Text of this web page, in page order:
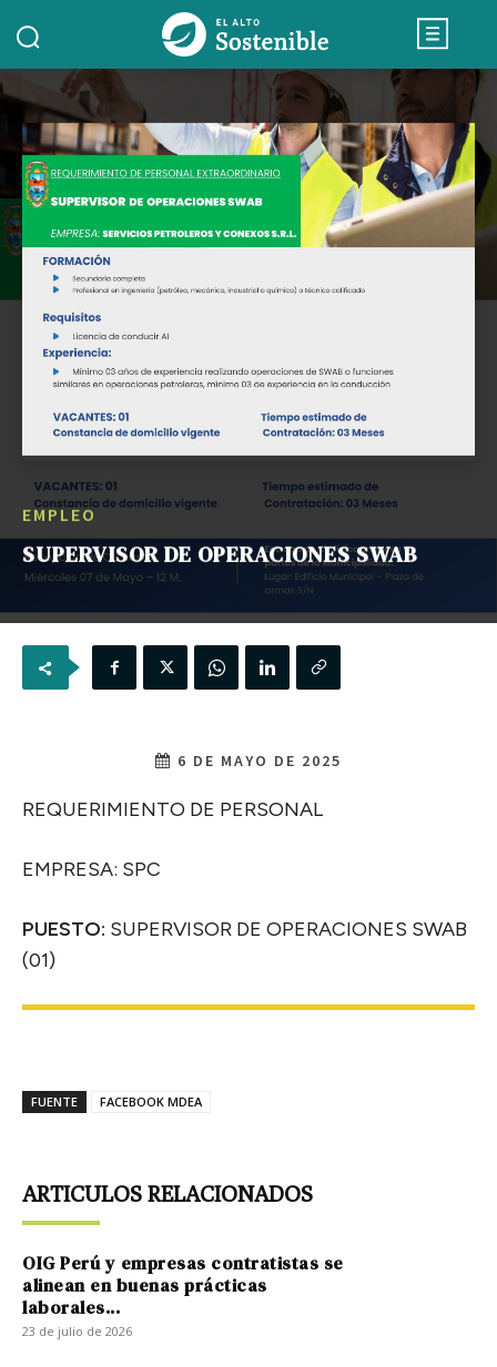
EMPLEO
SUPERVISOR DE OPERACIONES SWAB
6 DE MAYO DE 2025
REQUERIMIENTO DE PERSONAL
EMPRESA: SPC
PUESTO: SUPERVISOR DE OPERACIONES SWAB
(01)
FUENTE FACEBOOK MDEA
ARTICULOS RELACIONADOS
OIG Perú y empresas contratistas se
alinean en buenas prácticas
laborales...
23 de julio de 2026